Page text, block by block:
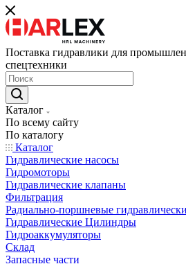
Поставка гидравлики для
спецтехники
Каталог
По всему сайту
По каталогу
Каталог
Гидравлические насосы
Гидромоторы
Гидравлические клапаны
Фильтрация
Радиально-поршневые
Гидравлические Цилиндры
Гидроаккумуляторы
Склад
Запасные части